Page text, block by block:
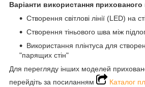
Варіанти використання
Створення світлові лінії (LED) на
Створення тіньового шва між
Використання плінтуса для
"парящих стін"
Для перегляду інших моделей
перейдіть за посиланням
Каталог